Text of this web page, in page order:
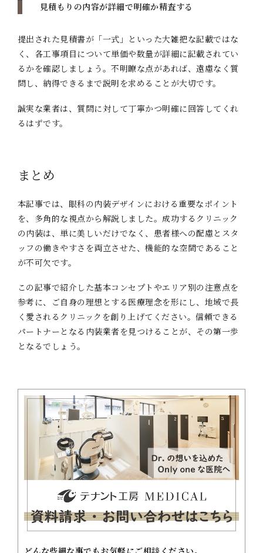
見積もりの内容が詳細で明確か精査する
提出された見積書が「一式」といった大雑把な記載ではな
く、各工事項目について単価や数量が詳細に記載されてい
るかを確認しましょう。不明瞭な点があれば、遠慮なく質
問し、納得できるまで説明を求めることが大切です。
誠実な業者は、質問に対して丁寧かつ明確に回答してくれ
るはずです。
まとめ
本記事では、眼科の内装デザインにおける重要なポイント
を、多角的な視点から解説しました。成功するクリニック
の内装は、単に美しいだけでなく、患者様への配慮とスタ
ッフの働きやすさを両立させた、機能的な空間であること
が不可欠です。
この記事で紹介した基本コンセプトやエリア別の注意点を
参考に、ご自身の理想とする医療理念を形にし、地域で長
く愛されるクリニックを創り上げてください。信頼できる
パートナーとなる内装業者を見つけることが、その第一歩
となるでしょう。
どんな些細な事でもお気軽にご相談ください。